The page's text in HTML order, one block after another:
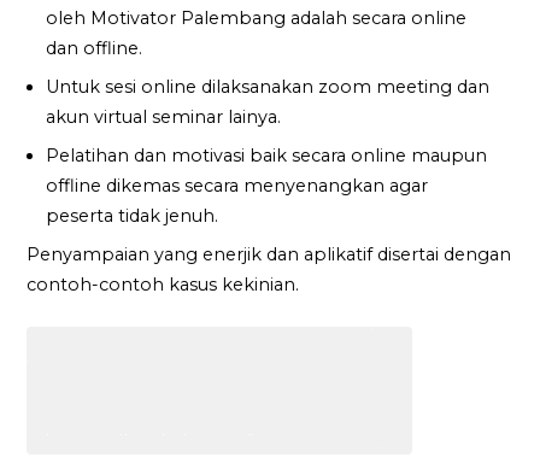
oleh Motivator Palembang adalah secara online
dan offline.
Untuk sesi online dilaksanakan zoom meeting dan
akun virtual seminar lainya.
Pelatihan dan motivasi baik secara online maupun
offline dikemas secara menyenangkan agar
peserta tidak jenuh.
Penyampaian yang enerjik dan aplikatif disertai dengan
contoh-contoh kasus kekinian.